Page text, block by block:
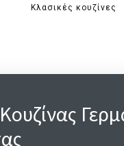
Κλασικές κουζίνες